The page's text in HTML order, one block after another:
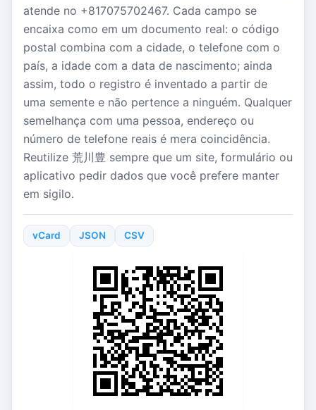
atende no +817075702467. Cada campo se
encaixa como em um documento real: o código
postal combina com a cidade, o telefone com o
país, a idade com a data de nascimento; ainda
assim, todo o registro é inventado a partir de
uma semente e não pertence a ninguém. Qualquer
semelhança com uma pessoa, endereço ou
número de telefone reais é mera coincidência.
Reutilize 荒川豊 sempre que um site, formulário ou
aplicativo pedir dados que você prefere manter
em sigilo.
vCard JSON CSV